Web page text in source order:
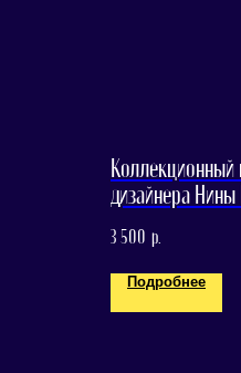
Коллекционный
дизайнера Нины
3 500 р.
Подробнее